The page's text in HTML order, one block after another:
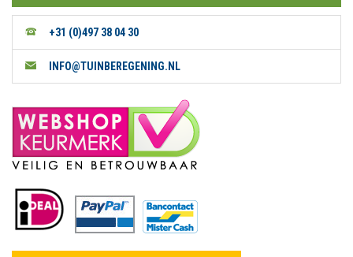
+31 (0)497 38 04 30
INFO@TUINBEREGENING.NL